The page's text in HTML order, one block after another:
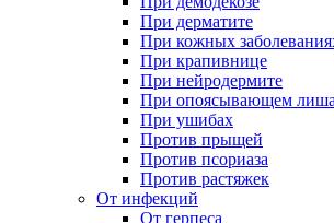
При дерматите
При кожных
При крапивнице
При нейродермите
При опоясывающем
При ушибах
Против прыщей
Против псориаза
Против растяжек
От инфекций
От герпеса